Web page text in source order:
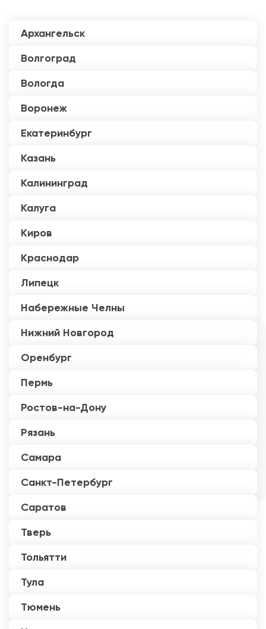
Архангельск
Волгоград
Вологда
Воронеж
Екатеринбург
Казань
Калининград
Калуга
Киров
Краснодар
Липецк
Набережные Челны
Нижний Новгород
Оренбург
Пермь
Ростов-на-Дону
Рязань
Самара
Санкт-Петербург
Саратов
Тверь
Тольятти
Тула
Тюмень